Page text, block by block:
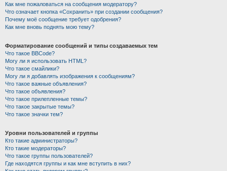
Как мне пожаловаться на сообщения модератору?
Что означает кнопка «Сохранить» при создании сообщения?
Почему моё сообщение требует одобрения?
Как мне вновь поднять мою тему?
Форматирование сообщений и типы создаваемых тем
Что такое BBCode?
Могу ли я использовать HTML?
Что такое смайлики?
Могу ли я добавлять изображения к сообщениям?
Что такое важные объявления?
Что такое объявления?
Что такое прилепленные темы?
Что такое закрытые темы?
Что такое значки тем?
Уровни пользователей и группы
Кто такие администраторы?
Кто такие модераторы?
Что такое группы пользователей?
Где находятся группы и как мне вступить в них?